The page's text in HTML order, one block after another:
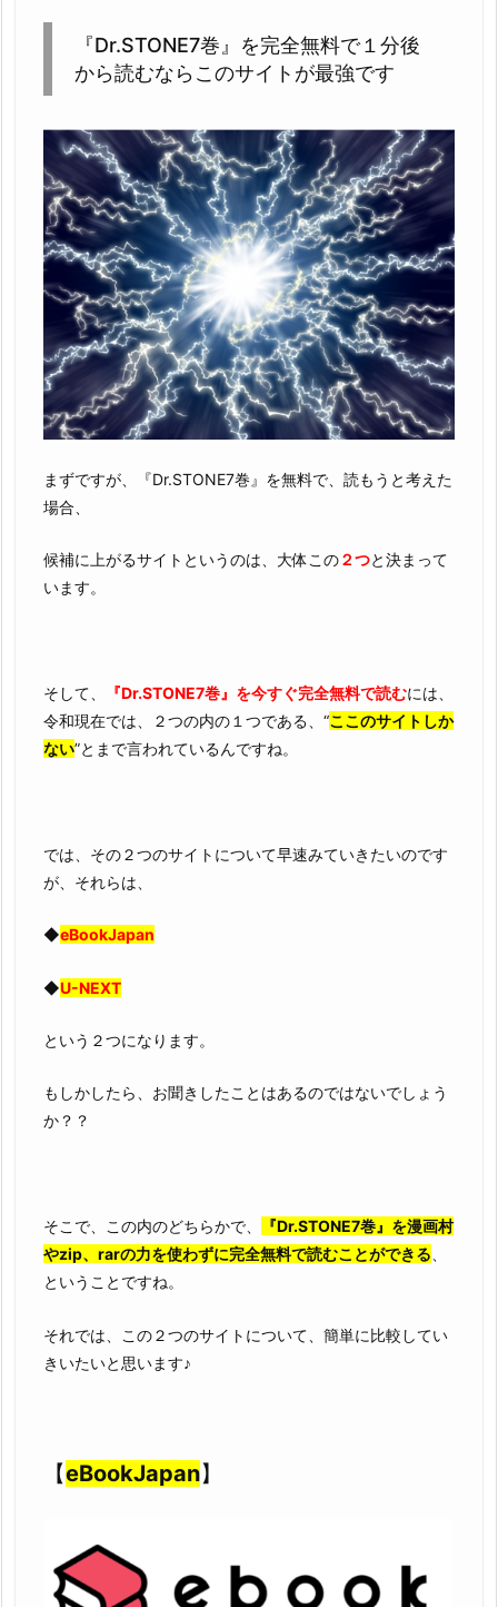
『Dr.STONE7巻』を完全無料で１分後
から読むならこのサイトが最強です
まずですが、『Dr.STONE7巻』を無料で、読もうと考えた
場合、
候補に上がるサイトというのは、大体この２つと決まって
います。
そして、 『Dr.STONE7巻』を今すぐ完全無料で読むには、
令和現在では、２つの内の１つである、“ここのサイトしか
ない”とまで言われているんですね。
では、その２つのサイトについて早速みていきたいのです
が、それらは、
◆eBookJapan
◆U-NEXT
という２つになります。
もしかしたら、お聞きしたことはあるのではないでしょう
か？？
そこで、この内のどちらかで、
『Dr.STONE7巻』を漫画村
やzip、rarの力を使わずに完全無料で読むことができる
ということですね。
それでは、この２つのサイトについて、簡単に比較してい
きいたいと思います♪
【eBookJapan】